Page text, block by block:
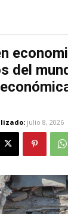
del
julio 8, 2026